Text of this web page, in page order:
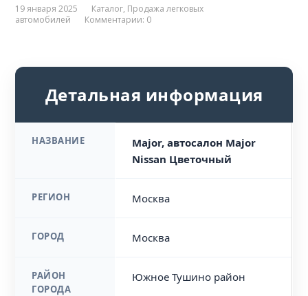
19 января 2025 Каталог, Продажа легковых
автомобилей
Комментарии: 0
Детальная информация
НАЗВАНИЕ
Major, автосалон Major
Nissan Цветочный
РЕГИОН Москва
ГОРОД Москва
РАЙОН
ГОРОДА
Южное Тушино район